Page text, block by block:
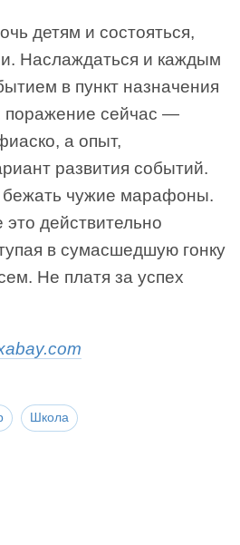
детям и состояться,
Наслаждаться и каждым
в пункт назначения
сейчас —
а опыт,
развития событий.
бежать чужие марафоны.
действительно
в сумасшедшую гонку
Не платя за успех
Школа